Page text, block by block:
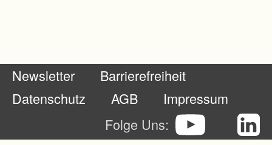
Newsletter
Barrierefreiheit
Datenschutz
AGB
Impressum
Folge Uns: